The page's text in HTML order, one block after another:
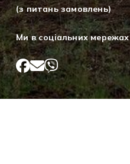
(з питань замовлень)
Ми в соціальних мережах